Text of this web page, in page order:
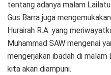
tentang adanya malam
Gus Barra juga
Hurairah R.A. yang
Muhammad SAW mengenai
mengerjakan ibadah di
kita akan diampuni.